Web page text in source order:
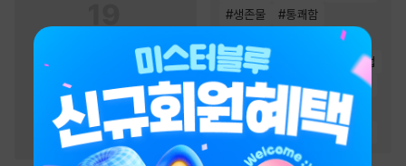
#생존물 #통쾌함
#먼치킨
경영/기업
#비장함 #전쟁물
시스템
# 빙의물
게임시스템
#이능력 #환생물 # 유쾌함